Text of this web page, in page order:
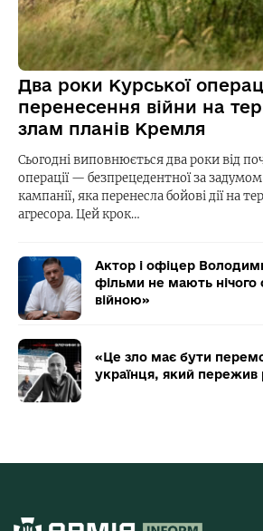
Два роки Курської
перенесення війни на
злам планів Кремля
Сьогодні виповнюється два роки від
операції — безпрецедентної за
кампанії, яка перенесла бойові дії на
агресора. Цей крок…
Актор і офіцер
фільми не мають нічого
війною»
«Це зло має бути
українця, який пережив